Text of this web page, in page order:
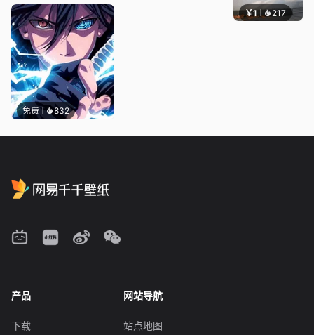
免费 832
￥1 217 渔小小
产品
下载
网站导航
站点地图